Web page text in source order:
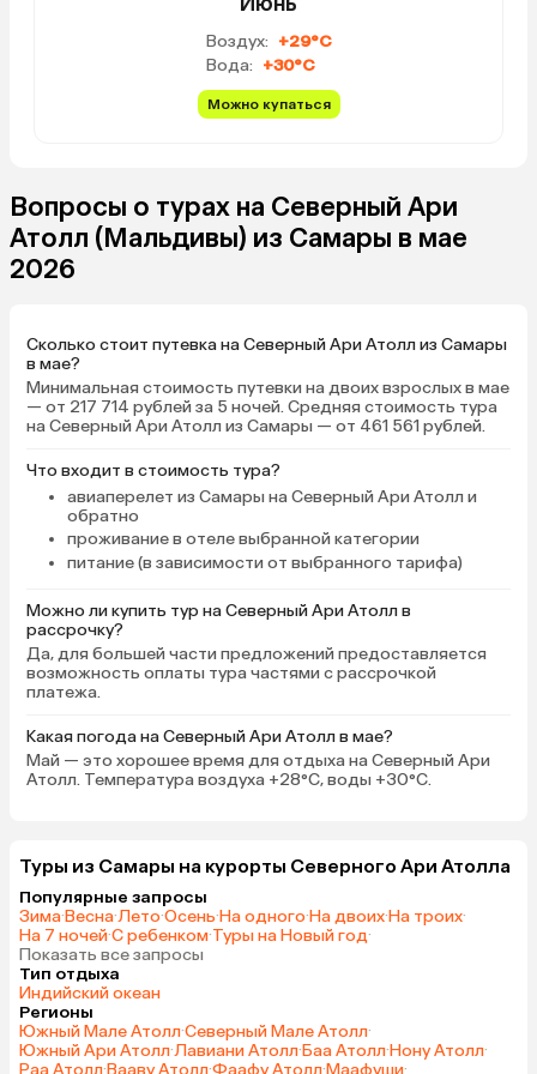
фрукты (арбуз, папайя) по 3
небольших кусочка, кофе, сок.
Остальное наполнение в
кокосом). Завтрак неплохой,
наедались, но ничего особенного.
Как будто не хватало овощей.
Завтрак на следующий день
каждый день. Также в отеле есть
меню основных блюд за деньги, но
мы им не пользовались и не
видели, чтобы кто-то
чистый, удобная кровать, 4
подушки, отлично работающий
кондиционер (мы его вообще не
выключали), зеркало, две бутылки
запросу, шкаф с вешалками, сейф,
небольшая открытая зона для
сушки вещей, ванная комната, с
открытым небом в зоне душа,
вода горячая без проблем.
Вайфай на территории отличный,
хватало на соцсети и ютьюб. В
это делается по запросу, а нам и
не нужно было. В номере не
хватало холодильника, а когда мы
хотели воспользоваться общим и
положить туда манго, нам вовсе
не хватило в нем места. И вообще
холодильник мы открывали 3–4
раза, и он все время был забит. В
номерах и на территории живут
Воздух: +29°C
Вода: +30°C
Можно купаться
Вопросы о турах на Северный Ари
Атолл (Мальдивы) из Самары в мае
2026
Сколько стоит путевка на Северный Ари Атолл из Самары
в мае?
Минимальная стоимость путевки на двоих взрослых в мае
— от 217 714 рублей за 5 ночей. Средняя стоимость тура
на Северный Ари Атолл из Самары — от 461 561 рублей.
Что входит в стоимость тура?
авиаперелет из Самары на Северный Ари Атолл и
обратно
проживание в отеле выбранной категории
питание (в зависимости от выбранного тарифа)
Можно ли купить тур на Северный Ари Атолл в
рассрочку?
Да, для большей части предложений предоставляется
возможность оплаты тура частями с рассрочкой
платежа.
Какая погода на Северный Ари Атолл в мае?
Май — это хорошее время для отдыха на Северный Ари
Атолл. Температура воздуха +28°C, воды +30°C.
Туры из Самары на курорты Северного Ари Атолла
Популярные запросы
Зима·Весна·Лето·Осень·На одного·На двоих·На троих·
На 7 ночей·С ребенком·Туры на Новый год·
Показать все запросы
Тип отдыха
Индийский океан
Регионы
Южный Мале Атолл·Северный Мале Атолл·
Южный Ари Атолл·Лавиани Атолл·Баа Атолл·Нону Атолл·
Раа Атолл·Вааву Атолл·Фаафу Атолл·Маафуши·